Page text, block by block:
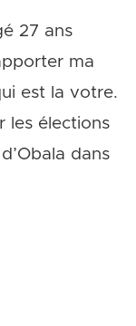
27 ans
ma
est la votre.
les élections
dans